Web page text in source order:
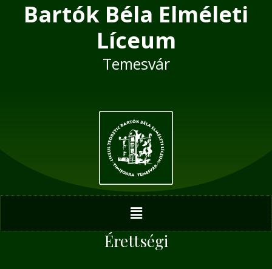
Bartók Béla Elméleti
Líceum
Temesvár
Menu
Érettségi
Post
navigation